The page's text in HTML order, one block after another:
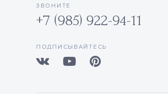
ЗВОНИТЕ
+7 (985) 922-94-11
ПОДПИСЫВАЙТЕСЬ